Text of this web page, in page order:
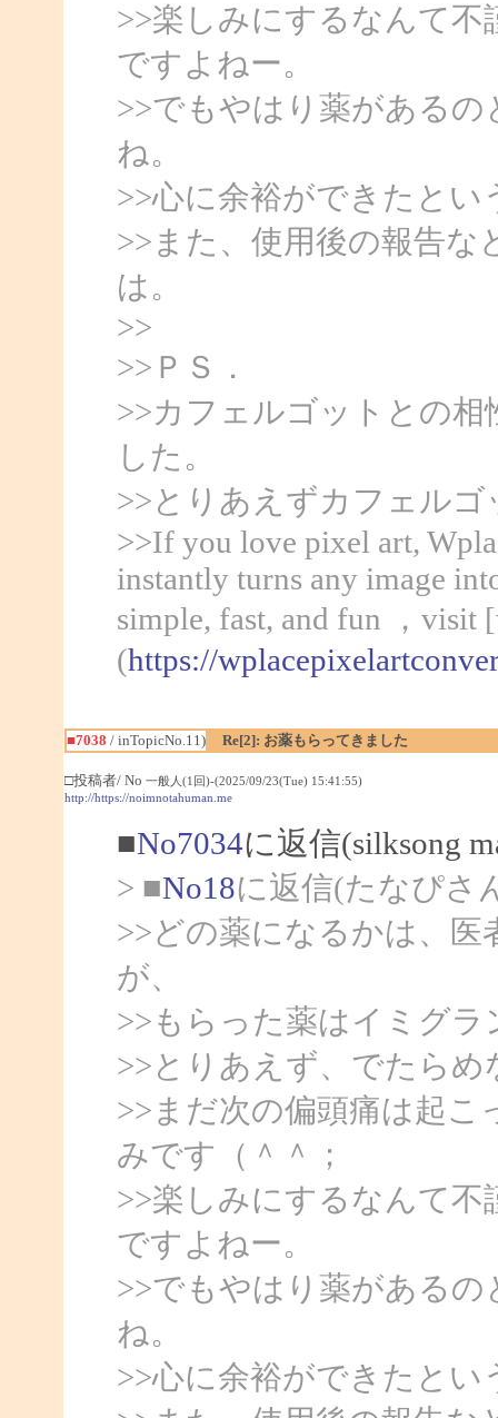
>>楽しみにするなんて
ですよねー。
>>でもやはり薬がある
ね。
>>心に余裕ができたとい
>>また、使用後の報告
は。
>>
>>ＰＳ．
>>カフェルゴットとの
した。
>>とりあえずカフェル
>>If you love pixel art,
instantly turns any image
simple, fast, and fun ，visit
(https://
■7038 / inTopicNo.11) Re[2]: お薬もらってきました
□投稿者/ No 一般人(1回)-(2025/09/23(Tue) 15:41:55)
http://https://noimnotahuman.me
■No7034に返信(silksong
> ■No18に返信(たなぴさ
>>どの薬になるかは、
が、
>>もらった薬はイミグラ
>>とりあえず、でたら
>>まだ次の偏頭痛は起
みです（＾＾；
>>楽しみにするなんて
ですよねー。
>>でもやはり薬がある
ね。
>>心に余裕ができたとい